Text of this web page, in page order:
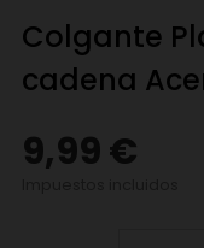
Colgante
cadena
9,99 €